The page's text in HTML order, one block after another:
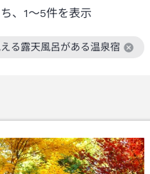
、 1～5件を表示
る露天風呂がある温泉宿
込み条件を解除